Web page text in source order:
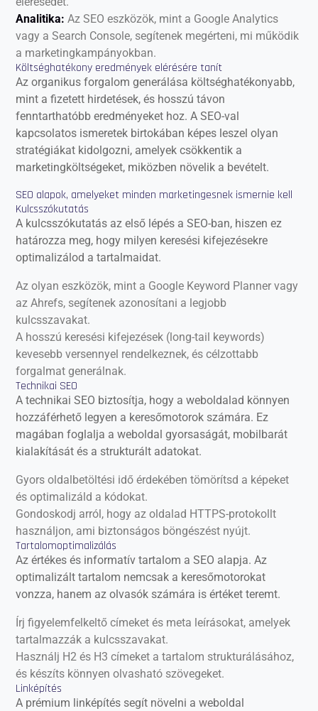
Analitika: Az SEO eszközök, mint a Google Analytics
vagy a Search Console, segítenek megérteni, mi működik
a marketingkampányokban.
Költséghatékony eredmények elérésére tanít
Az organikus forgalom generálása költséghatékonyabb,
mint a fizetett hirdetések, és hosszú távon
fenntarthatóbb eredményeket hoz. A SEO-val
kapcsolatos ismeretek birtokában képes leszel olyan
stratégiákat kidolgozni, amelyek csökkentik a
marketingköltségeket, miközben növelik a bevételt.
SEO alapok, amelyeket minden marketingesnek ismernie kell
Kulcsszókutatás
A kulcsszókutatás az első lépés a SEO-ban, hiszen ez
határozza meg, hogy milyen keresési kifejezésekre
optimalizálod a tartalmaidat.
Az olyan eszközök, mint a Google Keyword Planner vagy
az Ahrefs, segítenek azonosítani a legjobb
kulcsszavakat.
A hosszú keresési kifejezések (long-tail keywords)
kevesebb versennyel rendelkeznek, és célzottabb
forgalmat generálnak.
Technikai SEO
A technikai SEO biztosítja, hogy a weboldalad könnyen
hozzáférhető legyen a keresőmotorok számára. Ez
magában foglalja a weboldal gyorsaságát, mobilbarát
kialakítását és a strukturált adatokat.
Gyors oldalbetöltési idő érdekében tömörítsd a képeket
és optimalizáld a kódokat.
Gondoskodj arról, hogy az oldalad HTTPS-protokollt
használjon, ami biztonságos böngészést nyújt.
Tartalomoptimalizálás
Az értékes és informatív tartalom a SEO alapja. Az
optimalizált tartalom nemcsak a keresőmotorokat
vonzza, hanem az olvasók számára is értéket teremt.
Írj figyelemfelkeltő címeket és meta leírásokat, amelyek
tartalmazzák a kulcsszavakat.
Használj H2 és H3 címeket a tartalom strukturálásához,
és készíts könnyen olvasható szövegeket.
Linképítés
A prémium linképítés segít növelni a weboldal